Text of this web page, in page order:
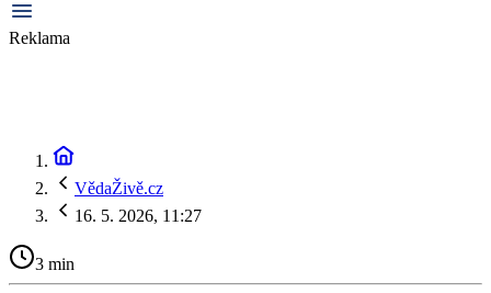
Reklama
VědaŽivě.cz
16. 5. 2026, 11:27
3 min